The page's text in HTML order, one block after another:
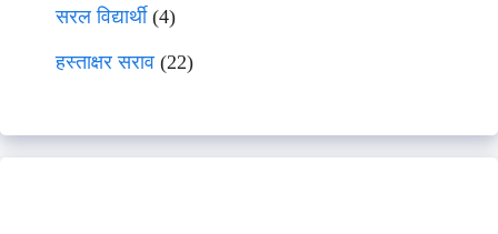
सरल विद्यार्थी(4)
हस्ताक्षर सराव (22)